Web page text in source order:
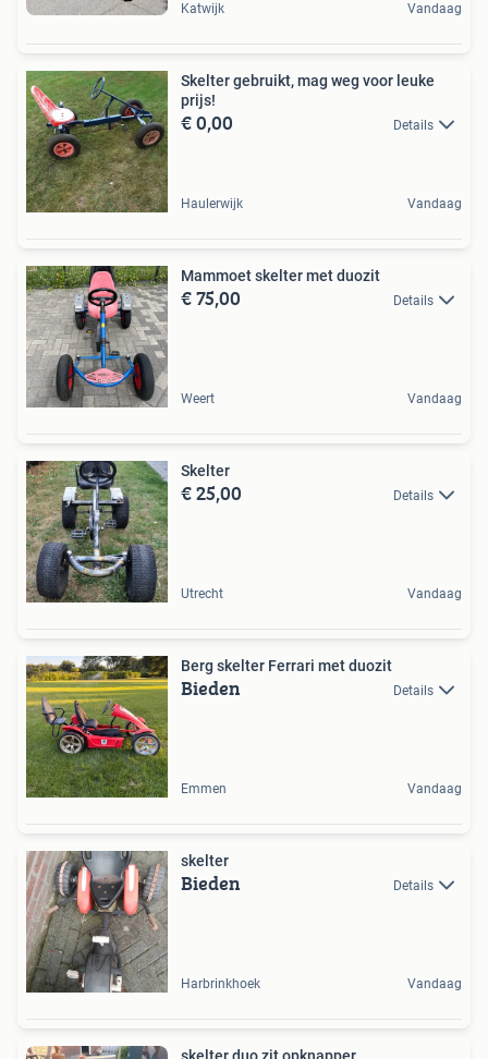
Katwijk Vandaag
Skelter gebruikt, mag weg voor leuke
prijs!
€ 0,00 Details
Haulerwijk Vandaag
Mammoet skelter met duozit
€ 75,00 Details
Weert Vandaag
Skelter
€ 25,00 Details
Utrecht Vandaag
Berg skelter Ferrari met duozit
Bieden Details
Emmen Vandaag
skelter
Bieden Details
Harbrinkhoek Vandaag
skelter duo zit opknapper